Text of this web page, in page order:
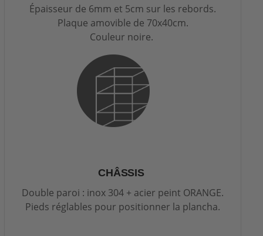
Épaisseur de 6mm et 5cm sur les rebords.
Plaque amovible de 70x40cm.
Couleur noire.
CHÂSSIS
Double paroi : inox 304 + acier peint ORANGE.
Pieds réglables pour positionner la plancha.